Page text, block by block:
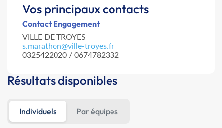
Vos principaux contacts
Contact Engagement
VILLE DE TROYES
s.marathon@ville-troyes.fr
0325422020 / 0674782332
Résultats disponibles
Individuels Par équipes